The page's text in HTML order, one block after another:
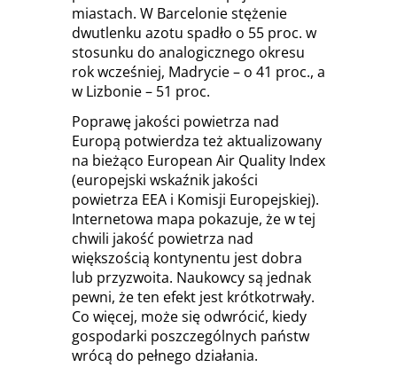
miastach. W Barcelonie stężenie
dwutlenku azotu spadło o 55 proc. w
stosunku do analogicznego okresu
rok wcześniej, Madrycie – o 41 proc., a
w Lizbonie – 51 proc.
Poprawę jakości powietrza nad
Europą potwierdza też aktualizowany
na bieżąco European Air Quality Index
(europejski wskaźnik jakości
powietrza EEA i Komisji Europejskiej).
Internetowa mapa pokazuje, że w tej
chwili jakość powietrza nad
większością kontynentu jest dobra
lub przyzwoita. Naukowcy są jednak
pewni, że ten efekt jest krótkotrwały.
Co więcej, może się odwrócić, kiedy
gospodarki poszczególnych państw
wrócą do pełnego działania.